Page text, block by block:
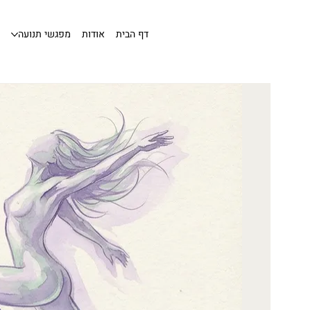
דף הבית אודות מפגשי תנועה